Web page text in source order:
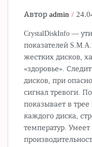
Авторadmin
CrystalDiskInfo —
показателей
жестких дисков,
«здоровье».
дисков, при
сигнал тревоги.
показывает в
каждого диска,
температур.